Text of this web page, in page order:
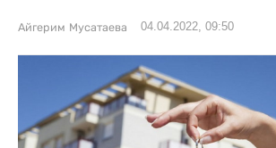
Айгерим Мусатаева 04.04.2022, 09:50